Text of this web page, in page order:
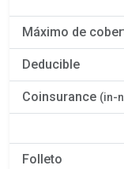
Máximo de
Deducible
Coinsurance (in-
Folleto